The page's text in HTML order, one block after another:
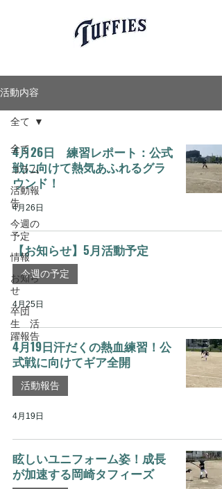
活動内容
全て
コラム
活動報
告
今週の
予定
情報
お知ら
せ
卒団
生 活
躍報告
全て
4月26日 練習レポート：公式
戦に向けて熱気あふれるグラ
ウンド！
4月26日
【お知らせ】5月活動予定
今週の予定
4月25日
4月19日汗だくの熱血練習！公
式戦に向けてギア全開
活動報告
4月19日
眩しいユニフォーム姿！成長
が加速する岡崎タフィーズ